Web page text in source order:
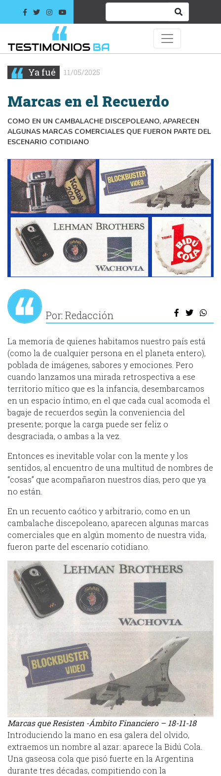
Ya fué 11/05/2025
Marcas en el Recuerdo
COMO EN UN CAMBALACHE DISCEPOLEANO, APARECEN
ALGUNAS MARCAS COMERCIALES QUE FUERON PARTE DEL
ESCENARIO COTIDIANO
Por: Redacción
La memoria de quienes habitamos nuestro país está
(como la de cualquier persona en el planeta entero),
poblada de imágenes, sabores y emociones. Pero
cuando lanzamos una mirada retrospectiva a ese
territorio mítico que es la infancia, desembarcamos
en un espacio íntimo, en el que cada cual acomoda el
bagaje de recuerdos según la conveniencia del
presente; porque la carga puede ser feliz o
desgraciada, o ambas a la vez.
Entonces es inevitable volar con la mente y los
sentidos, al encuentro de una multitud de nombres de
“cosas” que acompañaron nuestros días, pero que ya
no están.
En un recuento caótico y arbitrario, como en un
cambalache discepoleano, aparecen algunas marcas
comerciales que en algún momento de nuestra vida,
fueron parte del escenario cotidiano.
Marcas que Resisten -Ámbito Financiero – 18-11-18
Introduciendo la mano en esa galera del olvido,
extraemos un nombre al azar: aparece la Bidú Cola.
Una gaseosa cola que pisó fuerte en la Argentina
durante tres décadas, compitiendo con la